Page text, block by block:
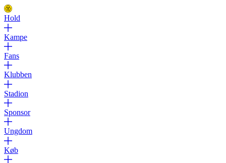
Hold
Kampe
Fans
Klubben
Stadion
Sponsor
Ungdom
Køb